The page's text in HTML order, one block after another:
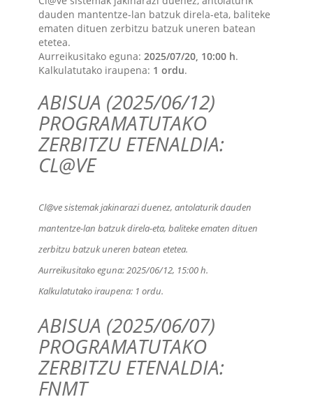
dauden mantentze-lan batzuk direla-eta, baliteke
ematen dituen zerbitzu batzuk uneren batean
etetea.
Aurreikusitako eguna: 2025/07/20, 10:00 h.
Kalkulatutako iraupena: 1 ordu.
ABISUA (2025/06/12)
PROGRAMATUTAKO
ZERBITZU ETENALDIA:
CL@VE
Cl@ve sistemak jakinarazi duenez, antolaturik dauden
mantentze-lan batzuk direla-eta, baliteke ematen dituen
zerbitzu batzuk uneren batean etetea.
Aurreikusitako eguna:2025/06/12, 15:00 h.
Kalkulatutako iraupena: 1 ordu.
ABISUA (2025/06/07)
PROGRAMATUTAKO
ZERBITZU ETENALDIA:
FNMT